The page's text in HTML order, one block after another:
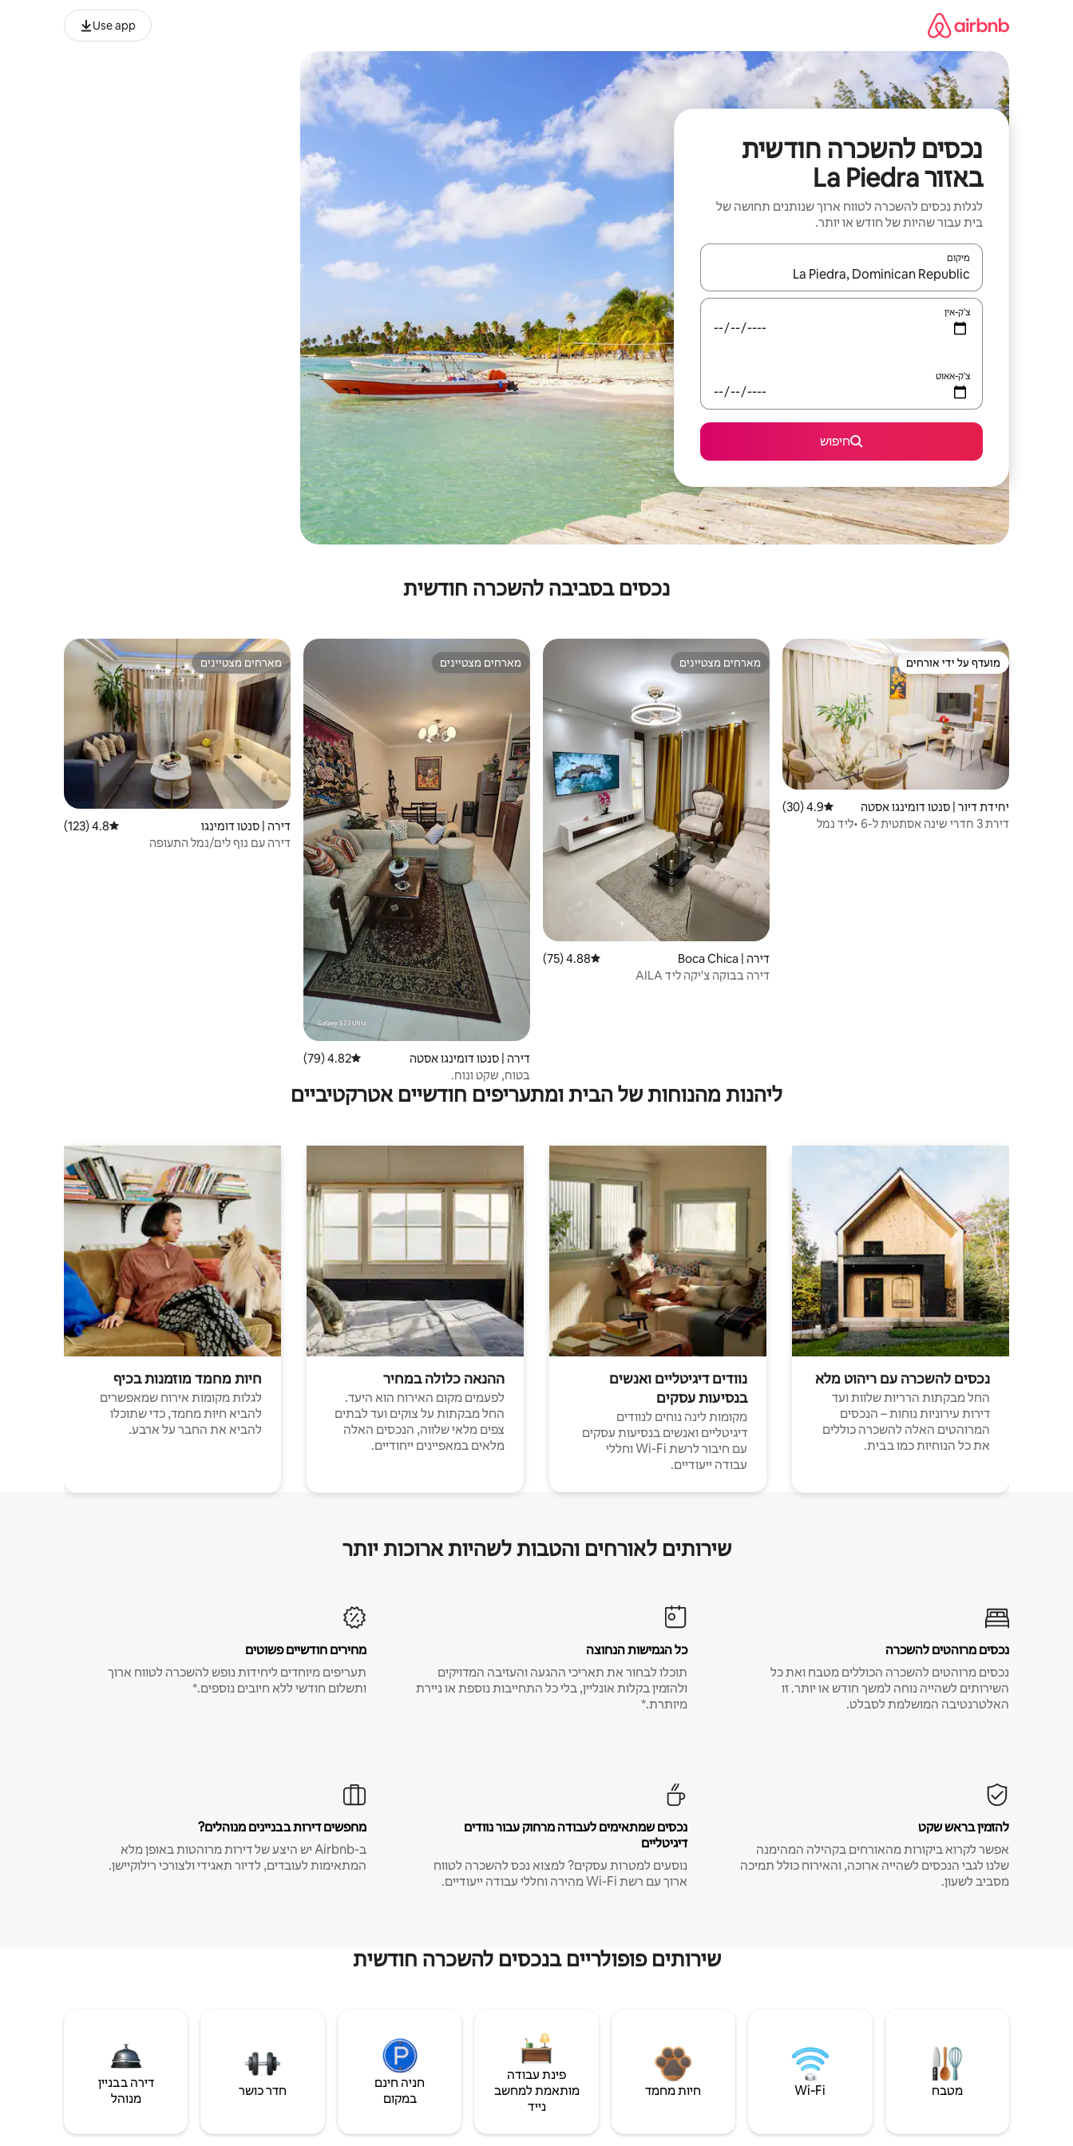
Use app
נכסים להשכרה חודשית
באזור La Piedra
לגלות נכסים להשכרה לטווח ארוך שנותנים תחושה של
בית עבור שהיות של חודש או יותר.
מיקום
כאשר התוצאות יהיו זמינות, יש לנווט עם מקשי החיצים למעלה ולמטה או לעיין בעזרת תנועות מגע או החלקה.
צ'ק-אין
צ'ק-אאוט
חיפוש
נכסים בסביבה להשכרה חודשית
מועדף על ידי אורחים
מועדף על ידי אורחים
יחידת דיור | סנטו דומינגו אסטה דירוג ממוצע של 4.9 מתוך 5, 30 ביקורות
4.9 (30)
דירת 3 חדרי שינה אסתטית ל-6 •ליד נמל
מארחים מצטיינים
מארחים מצטיינים
דירה | Boca Chica דירוג ממוצע של 4.88 מתוך 5, 75 ביקורות
4.88 (75)
דירה בבוקה צ'יקה ליד AILA
מארחים מצטיינים
מארחים מצטיינים
דירה | סנטו דומינגו אסטה דירוג ממוצע של 4.82 מתוך 5, 79 ביקורות
4.82 (79)
בטוח, שקט ונוח.
מארחים מצטיינים
מארחים מצטיינים
דירה | סנטו דומינגו דירוג ממוצע של 4.8 מתוך 5, 123 ביקורות
4.8 (123)
דירה עם נוף לים/נמל התעופה
ליהנות מהנוחות של הבית ומתעריפים חודשיים אטרקטיביים
נכסים להשכרה עם ריהוט מלא
החל מבקתות הרריות שלוות ועד
דירות עירוניות נוחות – הנכסים
המרוהטים האלה להשכרה כוללים
את כל הנוחיות כמו בבית.
נוודים דיגיטליים ואנשים
בנסיעות עסקים
מקומות לינה נוחים לנוודים
דיגיטליים ואנשים בנסיעות עסקים
עם חיבור לרשת Wi-Fi וחללי
עבודה ייעודיים.
ההנאה כלולה במחיר
לפעמים מקום האירוח הוא היעד.
החל מבקתות על צוקים ועד לבתים
צפים מלאי שלווה, הנכסים האלה
מלאים במאפיינים ייחודיים.
חיות מחמד מוזמנות בכיף
לגלות מקומות אירוח שמאפשרים
להביא חיות מחמד, כדי שתוכלו
להביא את החבר על ארבע.
שירותים לאורחים והטבות לשהיות ארוכות יותר
נכסים מרוהטים להשכרה
נכסים מרוהטים להשכרה הכוללים מטבח ואת כל
השירותים לשהייה נוחה למשך חודש או יותר. זו
האלטרנטיבה המושלמת לסבלט.
כל הגמישות הנחוצה
תוכלו לבחור את תאריכי ההגעה והעזיבה המדויקים
ולהזמין בקלות אונליין, בלי כל התחייבות נוספת או ניירת
מיותרת.*
מחירים חודשיים פשוטים
תעריפים מיוחדים ליחידות נופש להשכרה לטווח ארוך
ותשלום חודשי ללא חיובים נוספים.*
להזמין בראש שקט
אפשר לקרוא ביקורות מהאורחים בקהילה המהימנה
שלנו לגבי הנכסים לשהייה ארוכה, והאירוח כולל תמיכה
מסביב לשעון.
נכסים שמתאימים לעבודה מרחוק עבור נוודים
דיגיטליים
נוסעים למטרות עסקים? למצוא נכס להשכרה לטווח
ארוך עם רשת Wi-Fi מהירה וחללי עבודה ייעודיים.
מחפשים דירות בבניינים מנוהלים?
ב-Airbnb יש היצע של דירות מרוהטות באופן מלא
המתאימות לעובדים, לדיור תאגידי ולצורכי רילוקיישן.
שירותים פופולריים בנכסים להשכרה חודשית
מטבח Wi‑Fi חיות מחמד
פינת עבודה
מותאמת למחשב
נייד
חניה חינם
במקום
חדר כושר
דירה בבניין
מנוהל